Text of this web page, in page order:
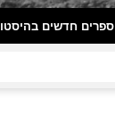
ספרים חדשים